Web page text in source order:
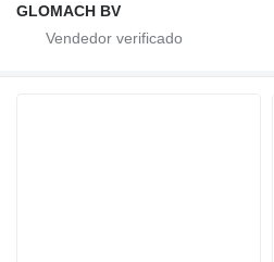
GLOMACH BV